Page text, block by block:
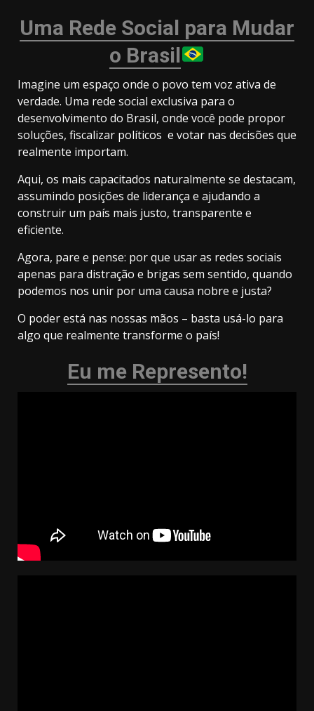
Uma Rede Social para Mudar
o Brasil
Imagine um espaço onde o povo tem voz ativa de
verdade. Uma rede social exclusiva para o
desenvolvimento do Brasil, onde você pode propor
soluções, fiscalizar políticos e votar nas decisões que
realmente importam.
Aqui, os mais capacitados naturalmente se destacam,
assumindo posições de liderança e ajudando a
construir um país mais justo, transparente e
eficiente.
Agora, pare e pense: por que usar as redes sociais
apenas para distração e brigas sem sentido, quando
podemos nos unir por uma causa nobre e justa?
O poder está nas nossas mãos – basta usá-lo para
algo que realmente transforme o país!
Eu me Represento!